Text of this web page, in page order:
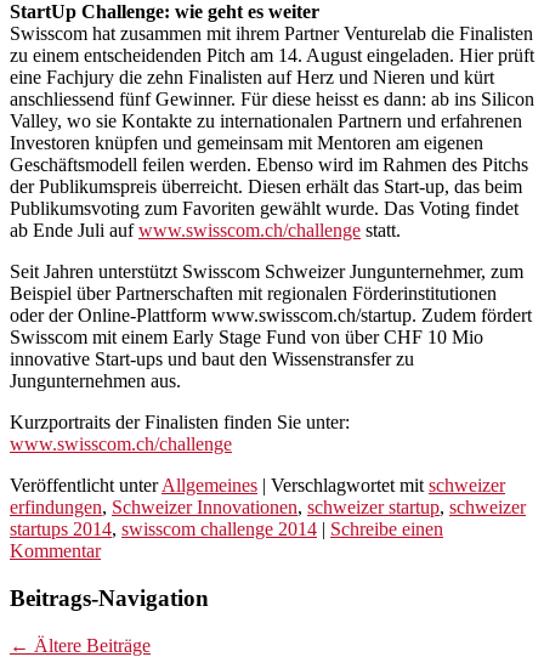
StartUp Challenge: wie geht es weiter
Swisscom hat zusammen mit ihrem Partner Venturelab die Finalisten
zu einem entscheidenden Pitch am 14. August eingeladen. Hier prüft
eine Fachjury die zehn Finalisten auf Herz und Nieren und kürt
anschliessend fünf Gewinner. Für diese heisst es dann: ab ins Silicon
Valley, wo sie Kontakte zu internationalen Partnern und erfahrenen
Investoren knüpfen und gemeinsam mit Mentoren am eigenen
Geschäftsmodell feilen werden. Ebenso wird im Rahmen des Pitchs
der Publikumspreis überreicht. Diesen erhält das Start-up, das beim
Publikumsvoting zum Favoriten gewählt wurde. Das Voting findet
ab Ende Juli aufwww.swisscom.ch/challenge statt.
Seit Jahren unterstützt Swisscom Schweizer Jungunternehmer, zum
Beispiel über Partnerschaften mit regionalen Förderinstitutionen
oder der Online-Plattform www.swisscom.ch/startup. Zudem fördert
Swisscom mit einem Early Stage Fund von über CHF 10 Mio
innovative Start-ups und baut den Wissenstransfer zu
Jungunternehmen aus.
Kurzportraits der Finalisten finden Sie unter:
www.swisscom.ch/challenge
Veröffentlicht unter Allgemeines | Verschlagwortet mit schweizer
erfindungen, Schweizer Innovationen, schweizer startup, schweizer
startups 2014, swisscom challenge 2014 | Schreibe einen
Kommentar
Beitrags-Navigation
← Ältere Beiträge